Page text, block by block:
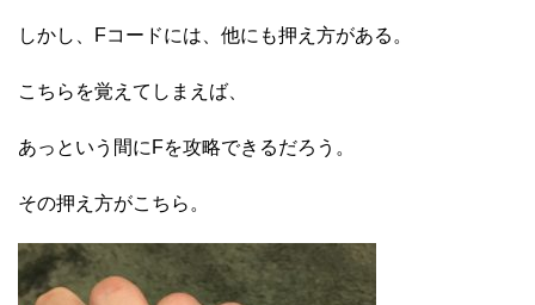
しかし、Fコードには、他にも押え方がある。
こちらを覚えてしまえば、
あっという間にFを攻略できるだろう。
その押え方がこちら。